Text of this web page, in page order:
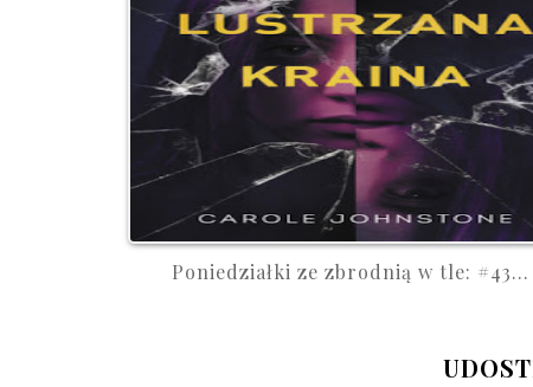
Poniedziałki ze zbrodnią w tle: #43...